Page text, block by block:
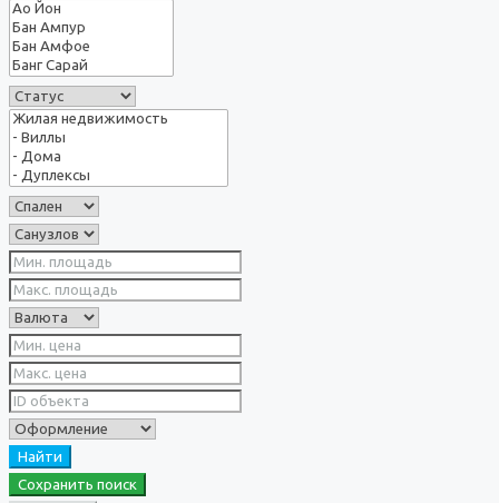
Найти
Сохранить поиск